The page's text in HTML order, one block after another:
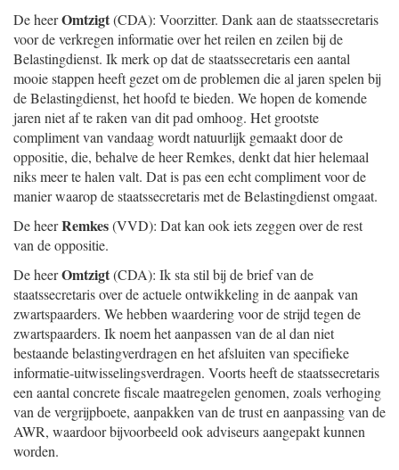
De heerOmtzigt(CDA): Voorzitter. Dank aan de staatssecretaris
voor de verkregen informatie over het reilen en zeilen bij de
Belastingdienst. Ik merk op dat de staatssecretaris een aantal
mooie stappen heeft gezet om de problemen die al jaren spelen bij
de Belastingdienst, het hoofd te bieden. We hopen de komende
jaren niet af te raken van dit pad omhoog. Het grootste
compliment van vandaag wordt natuurlijk gemaakt door de
oppositie, die, behalve de heer Remkes, denkt dat hier helemaal
niks meer te halen valt. Dat is pas een echt compliment voor de
manier waarop de staatssecretaris met de Belastingdienst omgaat.
De heerRemkes(VVD): Dat kan ook iets zeggen over de rest
van de oppositie.
De heerOmtzigt(CDA): Ik sta stil bij de brief van de
staatssecretaris over de actuele ontwikkeling in de aanpak van
zwartspaarders. We hebben waardering voor de strijd tegen de
zwartspaarders. Ik noem het aanpassen van de al dan niet
bestaande belastingverdragen en het afsluiten van specifieke
informatie-uitwisselingsverdragen. Voorts heeft de staatssecretaris
een aantal concrete fiscale maatregelen genomen, zoals verhoging
van de vergrijpboete, aanpakken van de trust en aanpassing van de
AWR, waardoor bijvoorbeeld ook adviseurs aangepakt kunnen
worden.